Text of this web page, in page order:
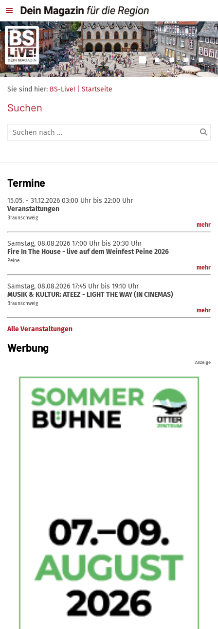
Sie sind hier: BS-Live! | Startseite
Suchen
Termine
15.05. - 31.12.2026 03:00 Uhr bis 22:00 Uhr
Veranstaltungen
Braunschweig
mehr
Samstag, 08.08.2026 17:00 Uhr bis 20:30 Uhr
Fire In The House - live auf dem Weinfest Peine 2026
Peine
mehr
Samstag, 08.08.2026 17:45 Uhr bis 19:10 Uhr
MUSIK & KULTUR: ATEEZ - LIGHT THE WAY (IN CINEMAS)
Braunschweig
mehr
Alle Veranstaltungen
Werbung
Anzeige